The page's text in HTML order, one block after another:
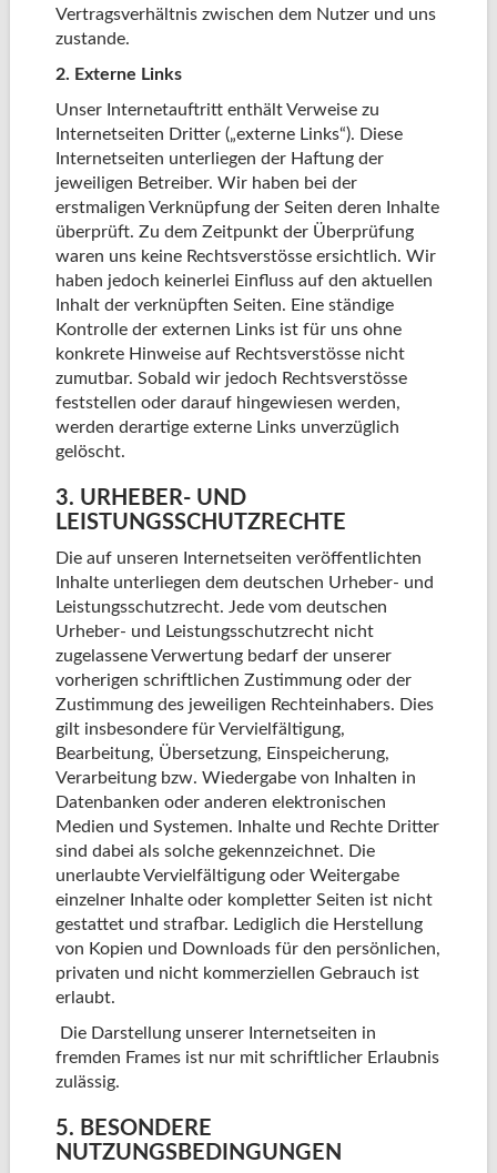
Vertragsverhältnis zwischen dem Nutzer und uns
zustande.
2. Externe Links
Unser Internetauftritt enthält Verweise zu
Internetseiten Dritter („externe Links“). Diese
Internetseiten unterliegen der Haftung der
jeweiligen Betreiber. Wir haben bei der
erstmaligen Verknüpfung der Seiten deren Inhalte
überprüft. Zu dem Zeitpunkt der Überprüfung
waren uns keine Rechtsverstösse ersichtlich. Wir
haben jedoch keinerlei Einfluss auf den aktuellen
Inhalt der verknüpften Seiten. Eine ständige
Kontrolle der externen Links ist für uns ohne
konkrete Hinweise auf Rechtsverstösse nicht
zumutbar. Sobald wir jedoch Rechtsverstösse
feststellen oder darauf hingewiesen werden,
werden derartige externe Links unverzüglich
gelöscht.
3. URHEBER- UND
LEISTUNGSSCHUTZRECHTE
Die auf unseren Internetseiten veröffentlichten
Inhalte unterliegen dem deutschen Urheber- und
Leistungsschutzrecht. Jede vom deutschen
Urheber- und Leistungsschutzrecht nicht
zugelassene Verwertung bedarf der unserer
vorherigen schriftlichen Zustimmung oder der
Zustimmung des jeweiligen Rechteinhabers. Dies
gilt insbesondere für Vervielfältigung,
Bearbeitung, Übersetzung, Einspeicherung,
Verarbeitung bzw. Wiedergabe von Inhalten in
Datenbanken oder anderen elektronischen
Medien und Systemen. Inhalte und Rechte Dritter
sind dabei als solche gekennzeichnet. Die
unerlaubte Vervielfältigung oder Weitergabe
einzelner Inhalte oder kompletter Seiten ist nicht
gestattet und strafbar. Lediglich die Herstellung
von Kopien und Downloads für den persönlichen,
privaten und nicht kommerziellen Gebrauch ist
erlaubt.
Die Darstellung unserer Internetseiten in
fremden Frames ist nur mit schriftlicher Erlaubnis
zulässig.
5. BESONDERE
NUTZUNGSBEDINGUNGEN